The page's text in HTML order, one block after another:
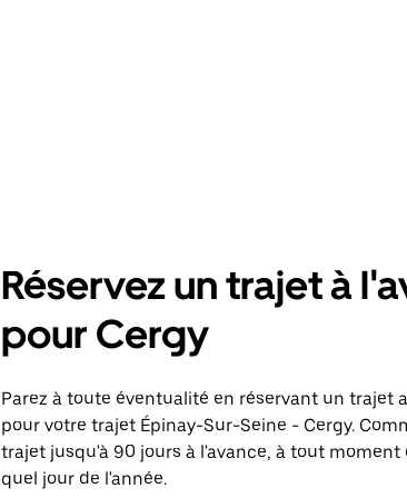
Réservez un trajet à
pour Cergy
Parez à toute éventualité en réservant un trajet
pour votre trajet Épinay-Sur-Seine - Cergy.
trajet jusqu'à 90 jours à l'avance, à tout moment
quel jour de l'année.